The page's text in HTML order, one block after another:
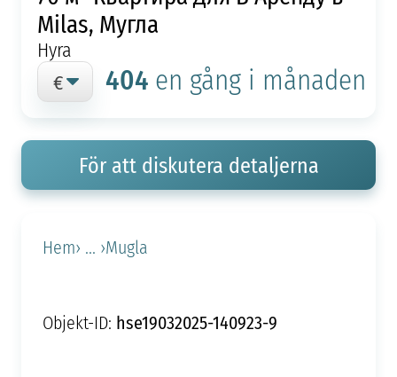
Milas, Мугла
Hyra
404 en gång i månaden
För att diskutera detaljerna
Hem› ... ›Mugla
Objekt-ID: hse19032025-140923-9